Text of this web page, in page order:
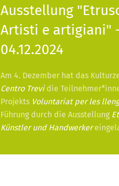
Ausstellung
Artisti e artigiani"
04.12.2024
Am 4. Dezember hat das
Centro Trevidie
Projekts Voluntariat per les
Führung durch die Ausstellung
Künstler und Handwerker